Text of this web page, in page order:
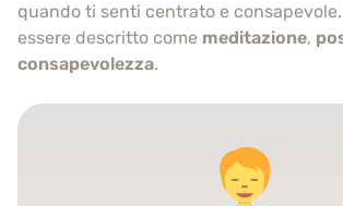
quando ti senti centrato e consapevole.
essere descritto come meditazione,
consapevolezza.